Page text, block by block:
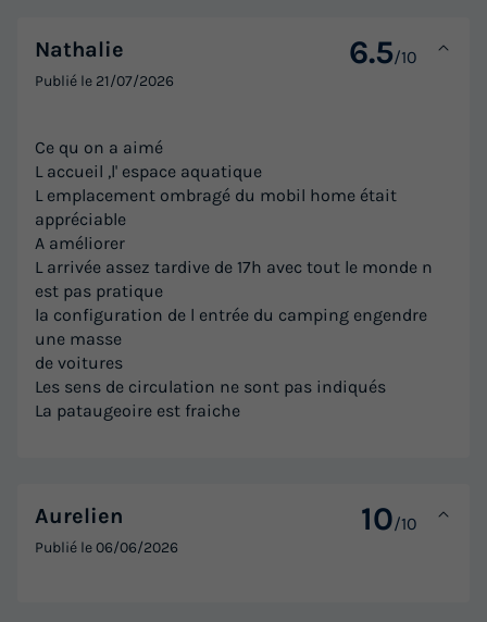
Nathalie 6.5/10
Publié le 21/07/2026
Ce qu on a aimé
L accueil ,l' espace aquatique
L emplacement ombragé du mobil home était
appréciable
A améliorer
L arrivée assez tardive de 17h avec tout le monde n
est pas pratique
la configuration de l entrée du camping engendre
une masse
de voitures
Les sens de circulation ne sont pas indiqués
La pataugeoire est fraiche
Aurelien 10/10
Publié le06/06/2026